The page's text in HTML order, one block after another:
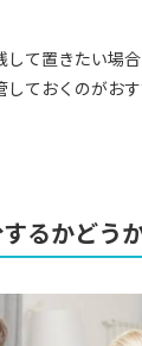
て置きたい場
ておくのがおす
るかどう